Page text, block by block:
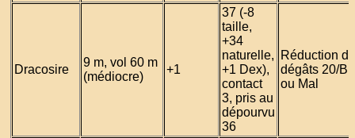
Dracosire
9 m, vol 60 m
(médiocre)
+1
37 (-8
taille,
+34
naturelle,
+1 Dex),
contact
3, pris au
dépourvu
36
Réduction
dégâts 20/
ou Mal